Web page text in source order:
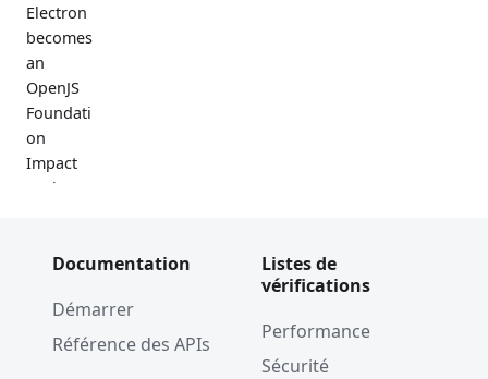
Electron
becomes
an
OpenJS
Foundati
on
Impact
Project
of Docs
Electron
9.0.0
Documentation
Démarrer
Référence des APIs
Listes de
vérifications
Performance
Sécurité